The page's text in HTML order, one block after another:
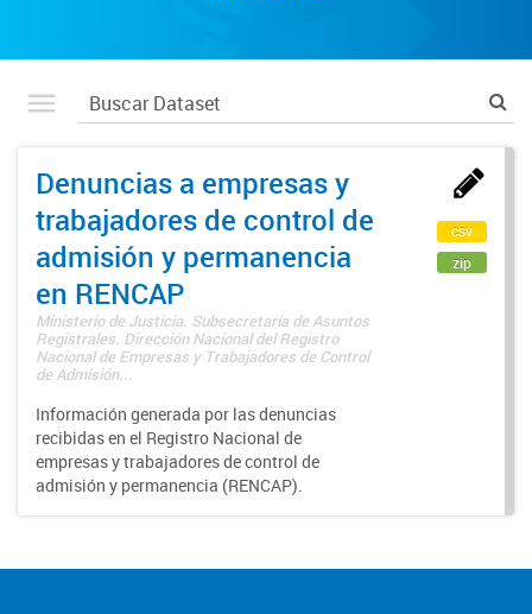
Denuncias a empresas y
trabajadores de control de
admisión y permanencia
en RENCAP
Ministerio de Justicia. Subsecretaría de Asuntos
Registrales. Dirección Nacional del Registro
Nacional de Empresas y Trabajadores de Control
de Admisión...
Información generada por las denuncias
recibidas en el Registro Nacional de
empresas y trabajadores de control de
admisión y permanencia (RENCAP).
csv
zip